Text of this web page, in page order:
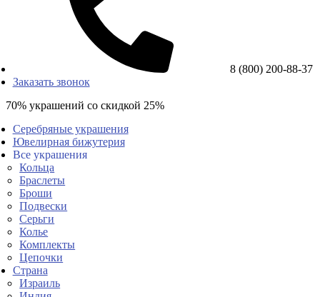
8 (800) 200-88-37
Заказать звонок
70% украшений со скидкой 25%
Серебряные украшения
Ювелирная бижутерия
Все украшения
Кольца
Браслеты
Броши
Подвески
Серьги
Колье
Комплекты
Цепочки
Страна
Израиль